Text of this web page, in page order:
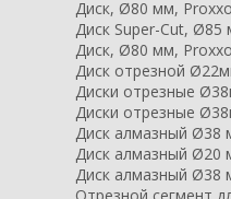
Диск, Ø80 мм,
Диск Super-Cut,
Диск, Ø80 мм,
Диск отрезной
Диски отрезные
Диски отрезные
Диск алмазный Ø38
Диск алмазный Ø20
Диск алмазный Ø38